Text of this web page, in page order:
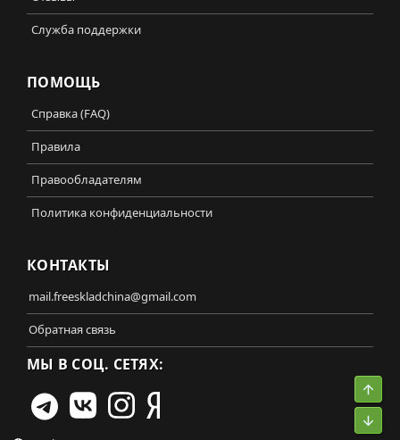
Служба поддержки
ПОМОЩЬ
Справка (FAQ)
Правила
Правообладателям
Политика конфиденциальности
КОНТАКТЫ
mail.freeskladchina@gmail.com
Обратная связь
МЫ В СОЦ. СЕТЯХ: